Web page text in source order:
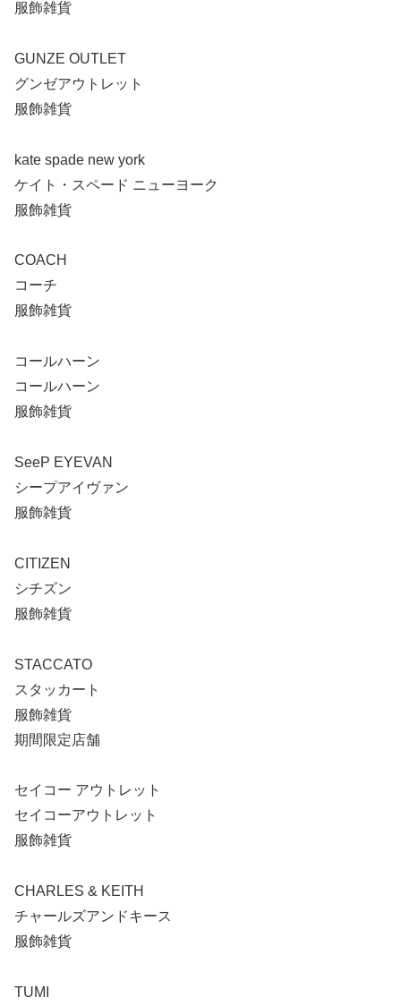
服飾雑貨
GUNZE OUTLET
グンゼアウトレット
服飾雑貨
kate spade new york
ケイト・スペード ニューヨーク
服飾雑貨
COACH
コーチ
服飾雑貨
コールハーン
コールハーン
服飾雑貨
SeeP EYEVAN
シープアイヴァン
服飾雑貨
CITIZEN
シチズン
服飾雑貨
STACCATO
スタッカート
服飾雑貨
期間限定店舗
セイコー アウトレット
セイコーアウトレット
服飾雑貨
CHARLES & KEITH
チャールズアンドキース
服飾雑貨
TUMI